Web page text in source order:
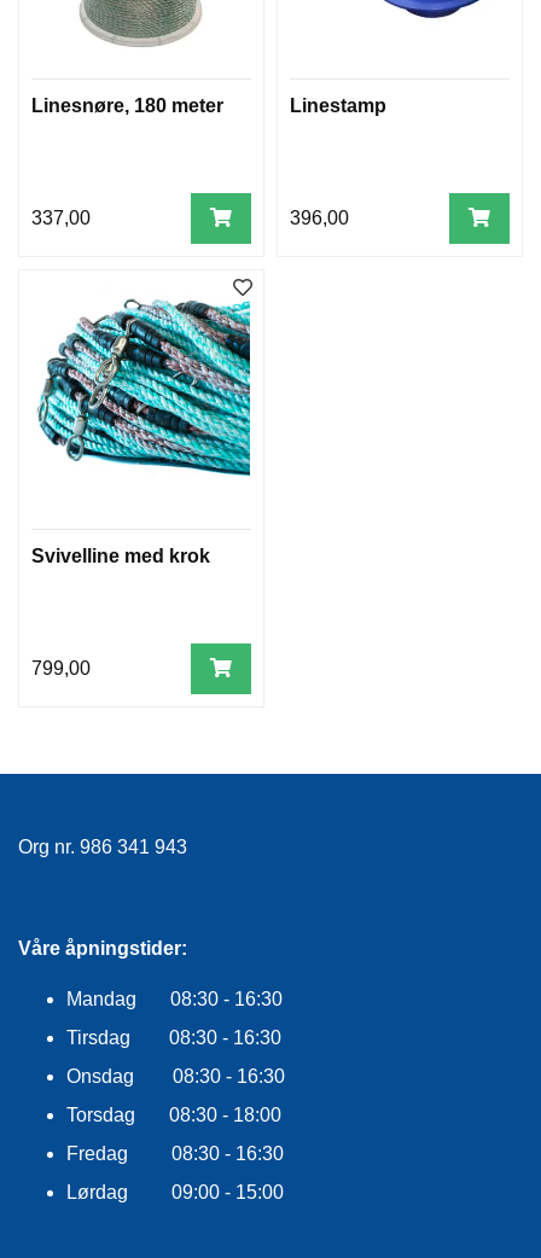
Linesnøre, 180 meter
337,00
Linestamp
396,00
Svivelline med krok
799,00
Org nr. 986 341 943
Våre åpningstider:
Mandag 08:30 - 16:30
Tirsdag 08:30 - 16:30
Onsdag 08:30 - 16:30
Torsdag 08:30 - 18:00
Fredag 08:30 - 16:30
Lørdag 09:00 - 15:00